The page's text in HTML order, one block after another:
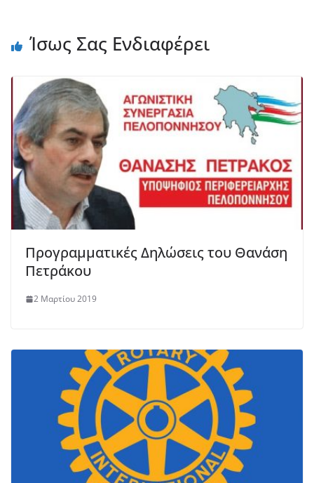
Ίσως Σας Ενδιαφέρει
Προγραμματικές Δηλώσεις του Θανάση
Πετράκου
2 Μαρτίου 2019